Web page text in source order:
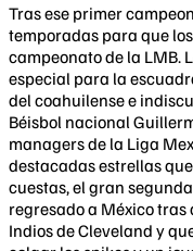
Tras ese primer
temporadas para que
campeonato de la LMB.
especial para la
del coahuilense e
Béisbol nacional
managers de la Liga
destacadas estrellas
cuestas, el gran
regresado a México
Indios de Cleveland y